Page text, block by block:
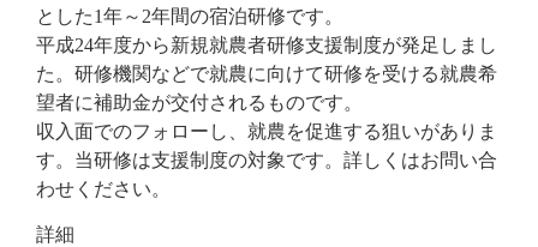
とした1年～2年間の宿泊研修です。
平成24年度から新規就農者研修支援制度が発足しまし
た。研修機関などで就農に向けて研修を受ける就農希
望者に補助金が交付されるものです。
収入面でのフォローし、就農を促進する狙いがありま
す。当研修は支援制度の対象です。詳しくはお問い合
わせください。
詳細